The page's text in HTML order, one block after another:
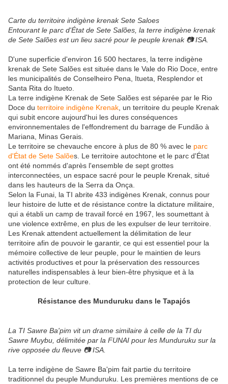
Carte du territoire indigène krenak Sete Saloes
Entourant le parc d'État de Sete Salões, la terre indigène krenak
de Sete Salões est un lieu sacré pour le peuple krenak 📷 ISA.
D'une superficie d'environ 16 500 hectares, la terre indigène
krenak de Sete Salões est située dans le Vale do Rio Doce, entre
les municipalités de Conselheiro Pena, Itueta, Resplendor et
Santa Rita do Itueto.
La terre indigène Krenak de Sete Salões est séparée par le Rio
Doce du territoire indigène Krenak , un territoire du peuple Krenak
qui subit encore aujourd'hui les dures conséquences
environnementales de l'effondrement du barrage de Fundão à
Mariana, Minas Gerais.
Le territoire se chevauche encore à plus de 80 % avec le parc
d'État de Sete Salões. Le territoire autochtone et le parc d'État
ont été nommés d'après l'ensemble de sept grottes
interconnectées, un espace sacré pour le peuple Krenak, situé
dans les hauteurs de la Serra da Onça.
Selon la Funai, la TI abrite 433 indigènes Krenak, connus pour
leur histoire de lutte et de résistance contre la dictature militaire,
qui a établi un camp de travail forcé en 1967, les soumettant à
une violence extrême, en plus de les expulser de leur territoire.
Les Krenak attendent actuellement la délimitation de leur
territoire afin de pouvoir le garantir, ce qui est essentiel pour la
mémoire collective de leur peuple, pour le maintien de leurs
activités productives et pour la préservation des ressources
naturelles indispensables à leur bien-être physique et à la
protection de leur culture.
Résistance des Munduruku dans le Tapajós
La TI Sawre Ba'pim vit un drame similaire à celle de la TI du
Sawre Muybu, délimitée par la FUNAI pour les Munduruku sur la
rive opposée du fleuve 📷 ISA.
La terre indigène de Sawre Ba'pim fait partie du territoire
traditionnel du peuple Munduruku. Les premières mentions de ce